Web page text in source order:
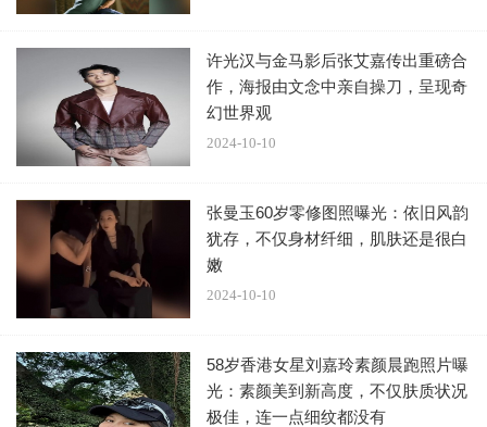
李玟两个姐姐为李玟挑选的遗照，是她2013年推出专辑
《盛开》所拍的照片，她们都认为照片中的李玟笑得灿烂、
就像天使，衣服也是她生前最爱的白色。
许光汉与金马影后张艾嘉传出重磅合
作，海报由文念中亲自操刀，呈现奇
幻世界观
2024-10-10
张曼玉60岁零修图照曝光：依旧风韵
犹存，不仅身材纤细，肌肤还是很白
嫩
2024-10-10
58岁香港女星刘嘉玲素颜晨跑照片曝
光：素颜美到新高度，不仅肤质状况
极佳，连一点细纹都没有